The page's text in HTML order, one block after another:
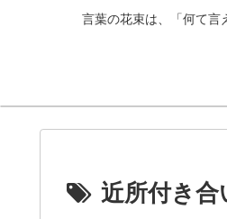
言葉の花束は、「何て言
近所付き合